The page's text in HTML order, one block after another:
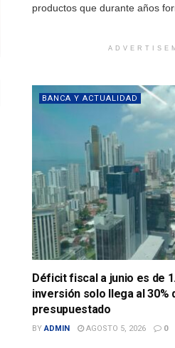
productos que durante años
BANCA Y ACTUALIDAD
Déficit fiscal a junio es de
inversión solo llega al 30%
presupuestado
BY ADMIN AGOSTO 5, 2026 0